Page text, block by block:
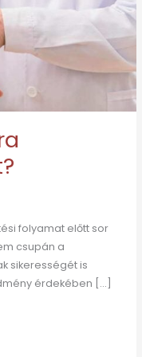
folyamat előtt sor
csupán a
sikerességét is
érdekében […]